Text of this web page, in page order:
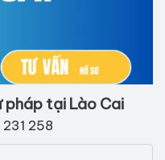
pháp tại Lào Cai
258